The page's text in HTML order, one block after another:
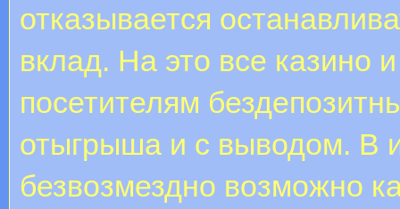
отказывается
вклад. На это все казино
посетителям
отыгрыша и с выводом. В
безвозмездно возможно